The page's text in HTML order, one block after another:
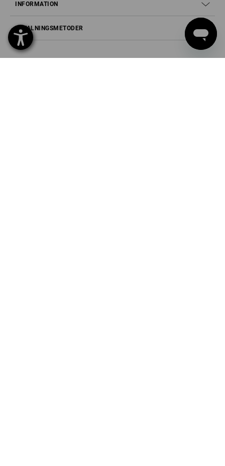
INFORMATION
BETALNINGSMETODER